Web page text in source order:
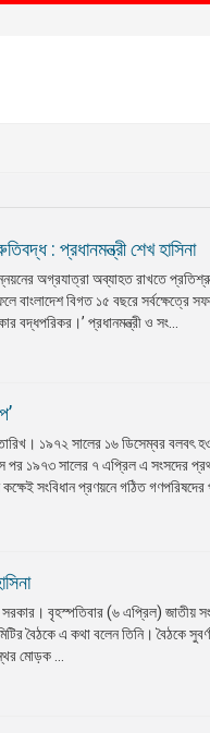
: প্রধানমন্ত্রী শেখ হাসিনা
অগ্রযাত্রা অব্যাহত রাখতে
বাংলাদেশ বিগত ১৫ বছরে সর্বক্ষেত্রে
প্রধানমন্ত্রী ও সং...
১৯৭২ সালের ১৬ ডিসেম্বর বলবৎ
পর ১৯৭৩ সালের ৭ এপ্রিল এ সংসদের
সংবিধান প্রণয়নে গঠিত
সরকার। বৃহস্পতিবার (৬ এপ্রিল) জাতীয়
বৈঠকে এ কথা বলেন তিনি। বৈঠকে
মোড়ক ...